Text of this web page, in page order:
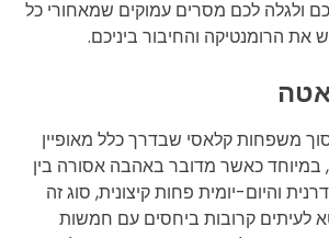
ולגלה לכם מסרים עמוקים שמאחורי כל
את הרומנטיקה והחיבור ביניכם.
משפחות קלאסי שבדרך כלל מאופיין
כאשר מדובר באהבה אסורה בין
והיום-יומית פחות קיצונית, סוג זה
לעיתים קרובות ביחסים עם חמשות